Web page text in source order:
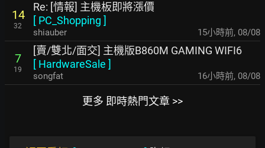
14
32
Re: [情報] 主機板即將漲價
[ PC_Shopping ]
shiauber 15小時前, 08/08
7
19
[賣/雙北/面交] 主機版B860M GAMING WIFI6
[ HardwareSale ]
songfat 16小時前, 08/08
更多 即時熱門文章 >>